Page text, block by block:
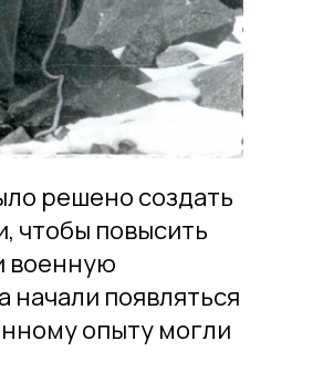
решено создать
чтобы повысить
военную
начали появляться
опыту могли